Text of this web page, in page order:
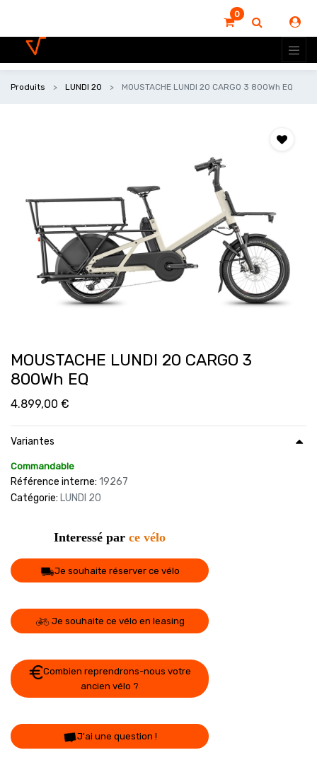
0
Produits LUNDI 20 MOUSTACHE LUNDI 20 CARGO 3 800Wh EQ
MOUSTACHE LUNDI 20 CARGO 3
800Wh EQ
4.899,00 €
Variantes
Commandable
Référence interne: 19267
Catégorie: LUNDI 20
Interessé par ce vélo
Je souhaite réserver ce vélo
Je souhaite ce vélo en leasing
Combien reprendrons-nous votre
ancien vélo ?
J'ai une question !